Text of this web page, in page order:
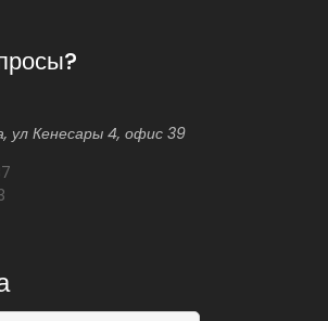
ул Кенесары 4, офис 39